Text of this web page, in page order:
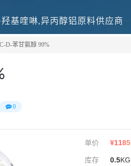
基喹啉,异丙醇铝原料供应商
D-苯甘氨醇 99%
0
单价 ¥1185
库存 0.5KG